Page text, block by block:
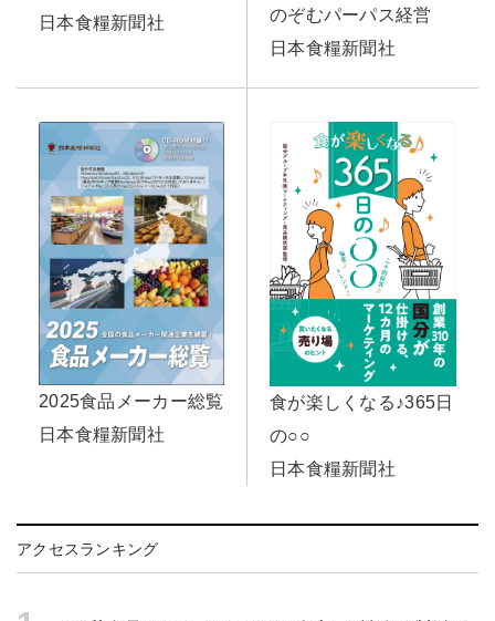
日本食糧新聞社
のぞむパーパス経営
日本食糧新聞社
2025食品メーカー総覧
日本食糧新聞社
食が楽しくなる♪365日
の○○
日本食糧新聞社
アクセスランキング